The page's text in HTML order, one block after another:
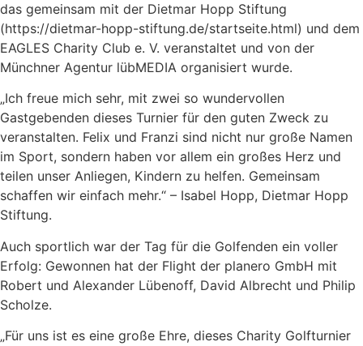
das gemeinsam mit der Dietmar Hopp Stiftung
(https://dietmar-hopp-stiftung.de/startseite.html) und dem
EAGLES Charity Club e. V. veranstaltet und von der
Münchner Agentur lübMEDIA organisiert wurde.
„Ich freue mich sehr, mit zwei so wundervollen
Gastgebenden dieses Turnier für den guten Zweck zu
veranstalten. Felix und Franzi sind nicht nur große Namen
im Sport, sondern haben vor allem ein großes Herz und
teilen unser Anliegen, Kindern zu helfen. Gemeinsam
schaffen wir einfach mehr.“ – Isabel Hopp, Dietmar Hopp
Stiftung.
Auch sportlich war der Tag für die Golfenden ein voller
Erfolg: Gewonnen hat der Flight der planero GmbH mit
Robert und Alexander Lübenoff, David Albrecht und Philip
Scholze.
„Für uns ist es eine große Ehre, dieses Charity Golfturnier